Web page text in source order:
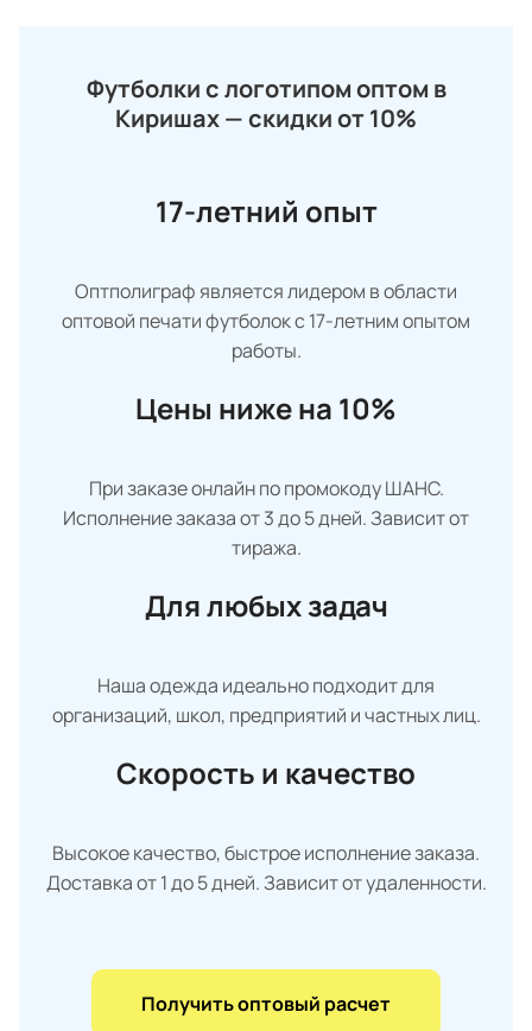
Футболки с логотипом оптом в
Киришах — скидки от 10%
17-летний опыт
Оптполиграф является лидером в области
оптовой печати футболок с 17-летним опытом
работы.
Цены ниже на 10%
При заказе онлайн по промокоду ШАНС.
Исполнение заказа от 3 до 5 дней. Зависит от
тиража.
Для любых задач
Наша одежда идеально подходит для
организаций, школ, предприятий и частных лиц.
Скорость и качество
Высокое качество, быстрое исполнение заказа.
Доставка от 1 до 5 дней. Зависит от удаленности.
Получить оптовый расчет